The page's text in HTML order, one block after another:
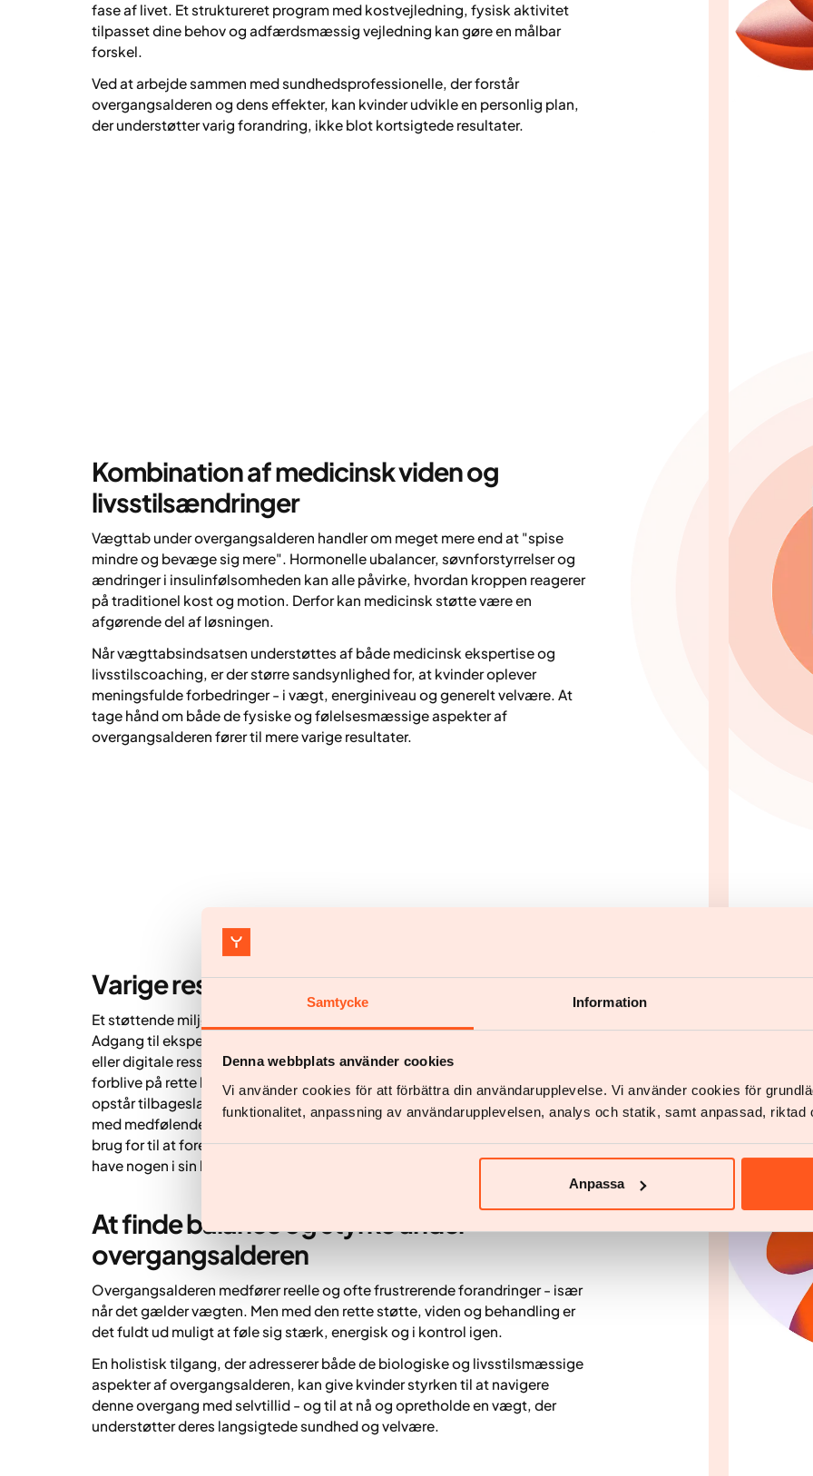
Samtycke Information
Denna webbplats använder cookies
Vi använder cookies för att förbättra din användarupplevelse. Vi använder cookies för
funktionalitet, anpassning av användarupplevelsen, analys och statik, samt anpassad, riktad
Anpassa
fase af livet. Et struktureret program med kostvejledning, fysisk aktivitet
tilpasset dine behov og adfærdsmæssig vejledning kan gøre en målbar
forskel.
Ved at arbejde sammen med sundhedsprofessionelle, der forstår
overgangsalderen og dens effekter, kan kvinder udvikle en personlig plan,
der understøtter varig forandring, ikke blot kortsigtede resultater.
Kombination af medicinsk viden og
livsstilsændringer
Vægttab under overgangsalderen handler om meget mere end at "spise
mindre og bevæge sig mere". Hormonelle ubalancer, søvnforstyrrelser og
ændringer i insulinfølsomheden kan alle påvirke, hvordan kroppen reagerer
på traditionel kost og motion. Derfor kan medicinsk støtte være en
afgørende del af løsningen.
Når vægttabsindsatsen understøttes af både medicinsk ekspertise og
livsstilscoaching, er der større sandsynlighed for, at kvinder oplever
meningsfulde forbedringer - i vægt, energiniveau og generelt velvære. At
tage hånd om både de fysiske og følelsesmæssige aspekter af
overgangsalderen fører til mere varige resultater.
Varige resultater med støtte og struktur
Et støttende miljø spiller en afgørende rolle for at opnå varige resultater.
Adgang til ekspertrådgivning - enten via individuel coaching, gruppestøtte
eller digitale ressourcer - kan hjælpe kvinder med at holde motivationen og
forblive på rette kurs, især når fremgangen føles langsom, eller når der
opstår tilbageslag. Strukturerede programmer, der kombinerer klinisk viden
med medfølende og praktisk vejledning, giver kvinder de redskaber, de har
brug for til at foretage varige livsstilsændringer. Det gør en stor forskel at
have nogen i sin hjørne.
At finde balance og styrke under
overgangsalderen
Overgangsalderen medfører reelle og ofte frustrerende forandringer - især
når det gælder vægten. Men med den rette støtte, viden og behandling er
det fuldt ud muligt at føle sig stærk, energisk og i kontrol igen.
En holistisk tilgang, der adresserer både de biologiske og livsstilsmæssige
aspekter af overgangsalderen, kan give kvinder styrken til at navigere
denne overgang med selvtillid - og til at nå og opretholde en vægt, der
understøtter deres langsigtede sundhed og velvære.